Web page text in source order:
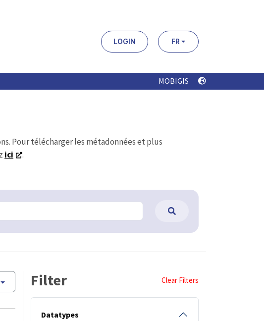
LOGIN FR
MOBIGIS
Pour télécharger les métadonnées et plus
ici .
Filter Clear Filters
Datatypes